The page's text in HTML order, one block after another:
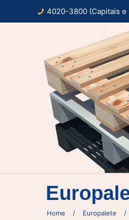
4020-3800 (Capitais
Home / Europalete /